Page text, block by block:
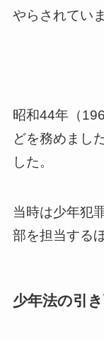
やらされてい
昭和44年（
どを務めまし
した。
当時は少年犯
部を担当する
少年法の引